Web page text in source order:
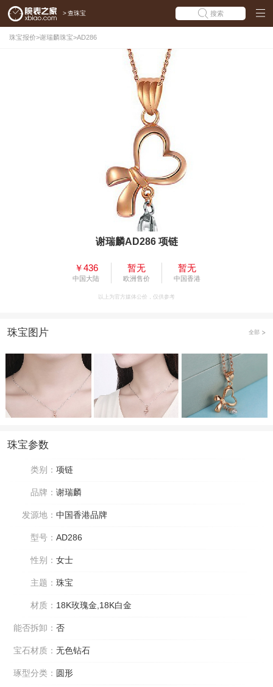
> 查珠宝 搜索
珠宝报价>谢瑞麟珠宝>AD286
谢瑞麟AD286 项链
￥436
中国大陆
暂无
欧洲售价
暂无
中国香港
以上为官方媒体公价，仅供参考
珠宝图片 全部
珠宝参数
类别： 项链
品牌： 谢瑞麟
发源地： 中国香港品牌
型号： AD286
性别： 女士
主题： 珠宝
材质： 18K玫瑰金,18K白金
能否拆卸： 否
宝石材质： 无色钻石
琢型分类： 圆形